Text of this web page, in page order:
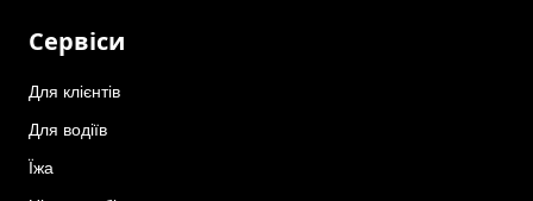
Сервіси
Для клієнтів
Для водіїв
Їжа